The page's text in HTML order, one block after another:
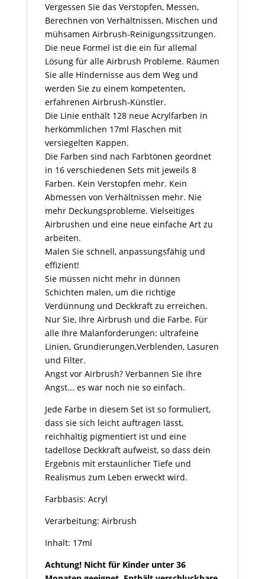
Vergessen Sie das Verstopfen, Messen,
Berechnen von Verhältnissen, Mischen und
mühsamen Airbrush-Reinigungssitzungen.
Die neue Formel ist die ein für allemal
Lösung für alle Airbrush Probleme. Räumen
Sie alle Hindernisse aus dem Weg und
werden Sie zu einem kompetenten,
erfahrenen Airbrush-Künstler.
Die Linie enthält 128 neue Acrylfarben in
herkömmlichen 17ml Flaschen mit
versiegelten Kappen.
Die Farben sind nach Farbtönen geordnet
in 16 verschiedenen Sets mit jeweils 8
Farben. Kein Verstopfen mehr. Kein
Abmessen von Verhältnissen mehr. Nie
mehr Deckungsprobleme. Vielseitiges
Airbrushen und eine neue einfache Art zu
arbeiten.
Malen Sie schnell, anpassungsfähig und
effizient!
Sie müssen nicht mehr in dünnen
Schichten malen, um die richtige
Verdünnung und Deckkraft zu erreichen.
Nur Sie, Ihre Airbrush und die Farbe. Für
alle Ihre Malanforderungen: ultrafeine
Linien, Grundierungen,Verblenden, Lasuren
und Filter.
Angst vor Airbrush? Verbannen Sie Ihre
Angst... es war noch nie so einfach.
Jede Farbe in diesem Set ist so formuliert,
dass sie sich leicht auftragen lässt,
reichhaltig pigmentiert ist und eine
tadellose Deckkraft aufweist, so dass dein
Ergebnis mit erstaunlicher Tiefe und
Realismus zum Leben erweckt wird.
Farbbasis: Acryl
Verarbeitung: Airbrush
Inhalt: 17ml
Achtung! Nicht für Kinder unter 36